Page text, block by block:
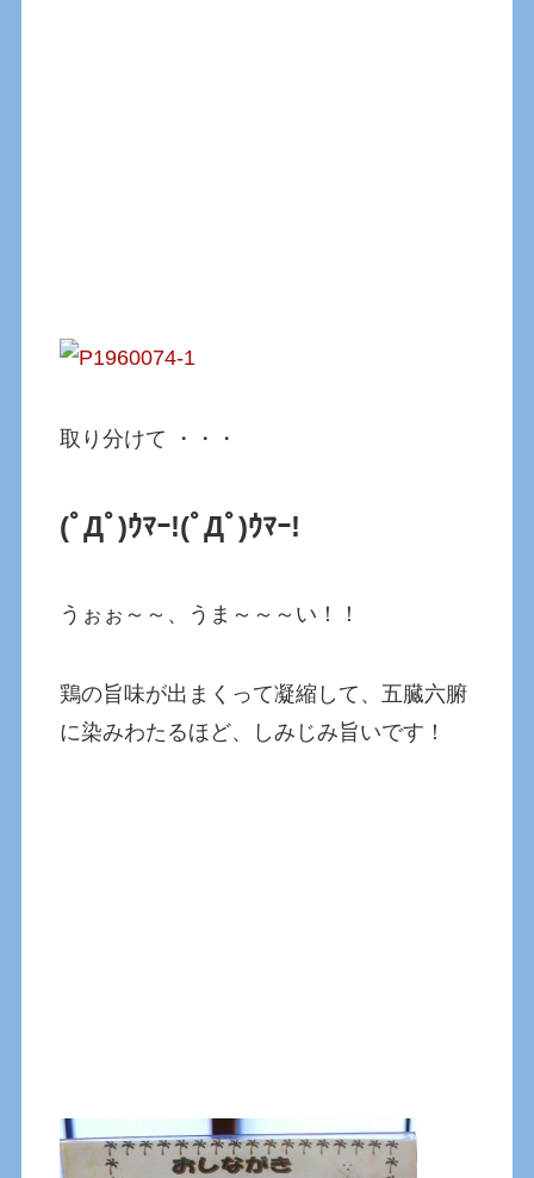
取り分けて ・・・
(ﾟДﾟ)ｳﾏｰ!(ﾟДﾟ)ｳﾏｰ!
うぉぉ～～、うま～～～い！！
鶏の旨味が出まくって凝縮して、五臓六腑
に染みわたるほど、しみじみ旨いです！